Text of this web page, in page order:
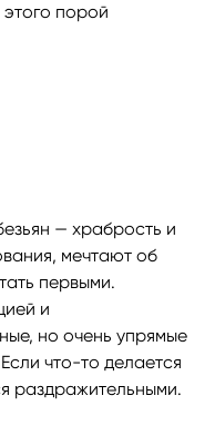
порой
— храбрость и
мечтают об
первыми.
и
но очень упрямые
что-то делается
раздражительными.